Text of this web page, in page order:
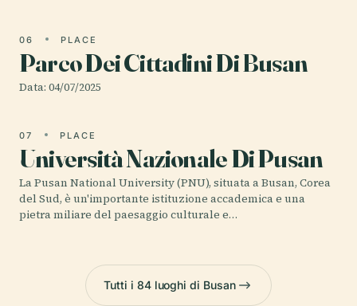
06 PLACE
Parco Dei Cittadini Di Busan
Data: 04/07/2025
07 PLACE
Università Nazionale Di Pusan
La Pusan National University (PNU), situata a Busan, Corea
del Sud, è un'importante istituzione accademica e una
pietra miliare del paesaggio culturale e…
Tutti i 84 luoghi di Busan